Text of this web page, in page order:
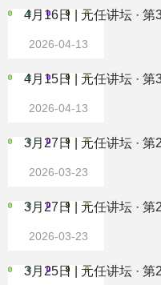
4月16日 | 元任讲坛 ·
2026-04-13
4月15日 | 元任讲坛 ·
2026-04-13
3月27日 | 元任讲坛 ·
2026-03-23
3月27日 | 元任讲坛 ·
2026-03-23
3月25日 | 元任讲坛 ·